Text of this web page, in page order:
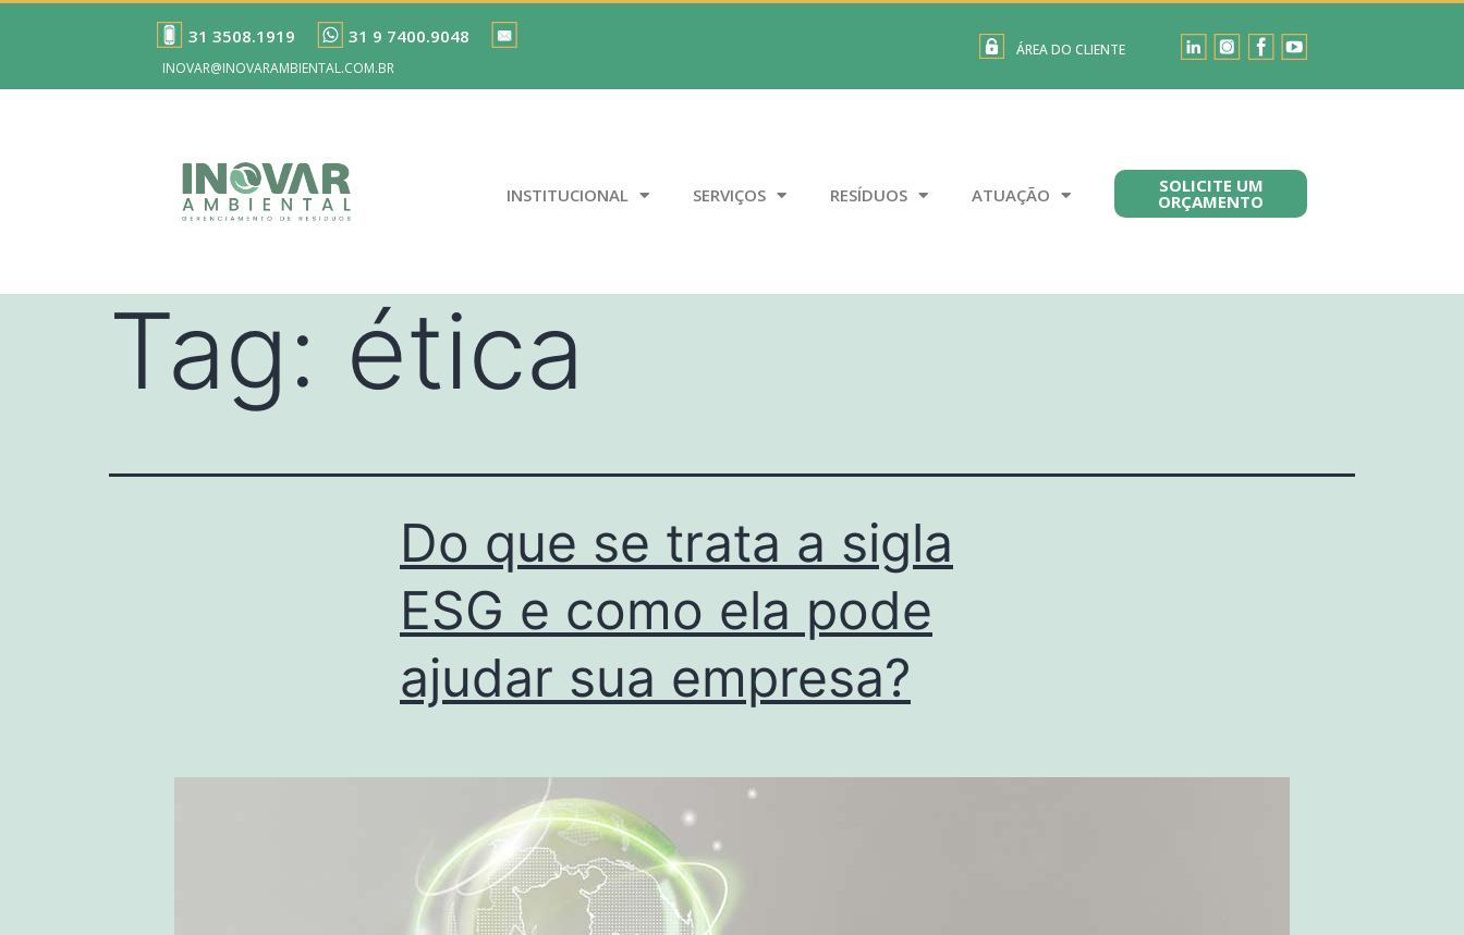
31 3508.1919 31 9 7400.9048
INOVAR@INOVARAMBIENTAL.COM.BR
ÁREA DO CLIENTE
INSTITUCIONAL SERVIÇOS RESÍDUOS ATUAÇÃO SOLICITE UM
ORÇAMENTO
Tag: ética
Do que se trata a sigla
ESG e como ela pode
ajudar sua empresa?